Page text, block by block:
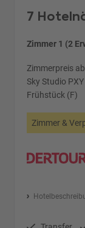
7
Zimmer 1 (2
Zimmerpreis
Sky Studio
Frühstück (F)
Zimmer &